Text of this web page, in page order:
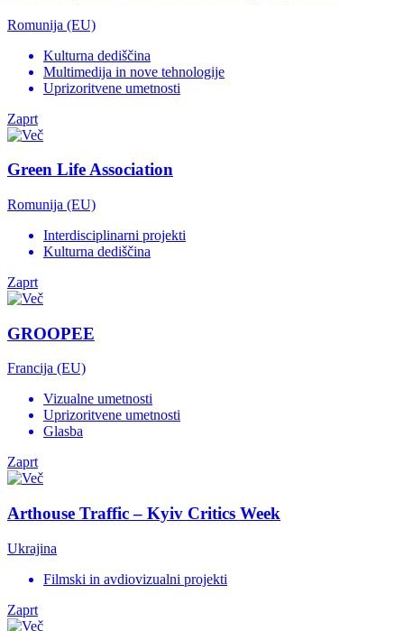
Romunija (EU)
Kulturna dediščina
Multimedija in nove tehnologije
Uprizoritvene umetnosti
Zaprt
Green Life Association
Romunija (EU)
Interdisciplinarni projekti
Kulturna dediščina
Zaprt
GROOPEE
Francija (EU)
Vizualne umetnosti
Uprizoritvene umetnosti
Glasba
Zaprt
Arthouse Traffic – Kyiv Critics Week
Ukrajina
Filmski in avdiovizualni projekti
Zaprt